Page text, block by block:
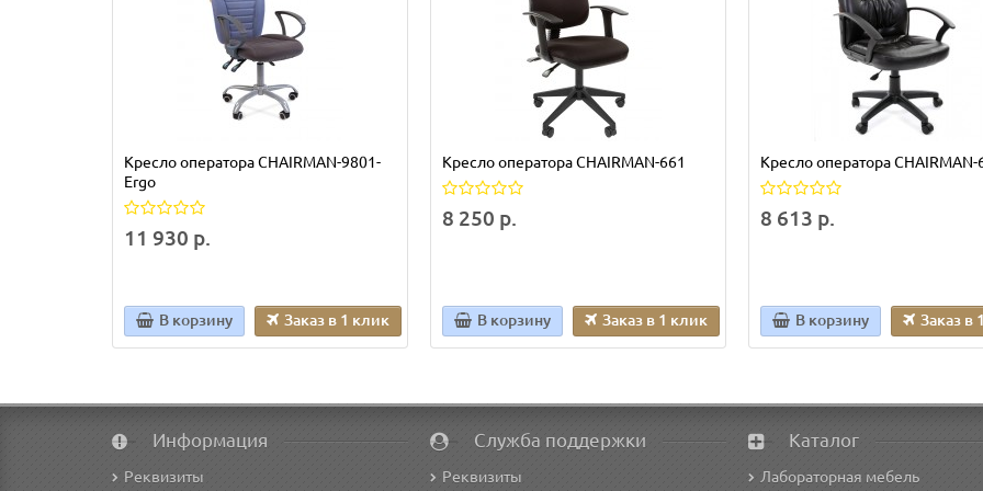
Кресло оператора CHAIRMAN-9801-
Ergo
11 930 р.
В корзину Заказ в 1 клик
Кресло оператора CHAIRMAN-661
8 250 р.
В корзину Заказ в 1 клик
Кресло оператора CHAIRMAN-
8 613 р.
В корзину Заказ в
Информация
Реквизиты
Служба поддержки
Реквизиты
Каталог
Лабораторная мебель